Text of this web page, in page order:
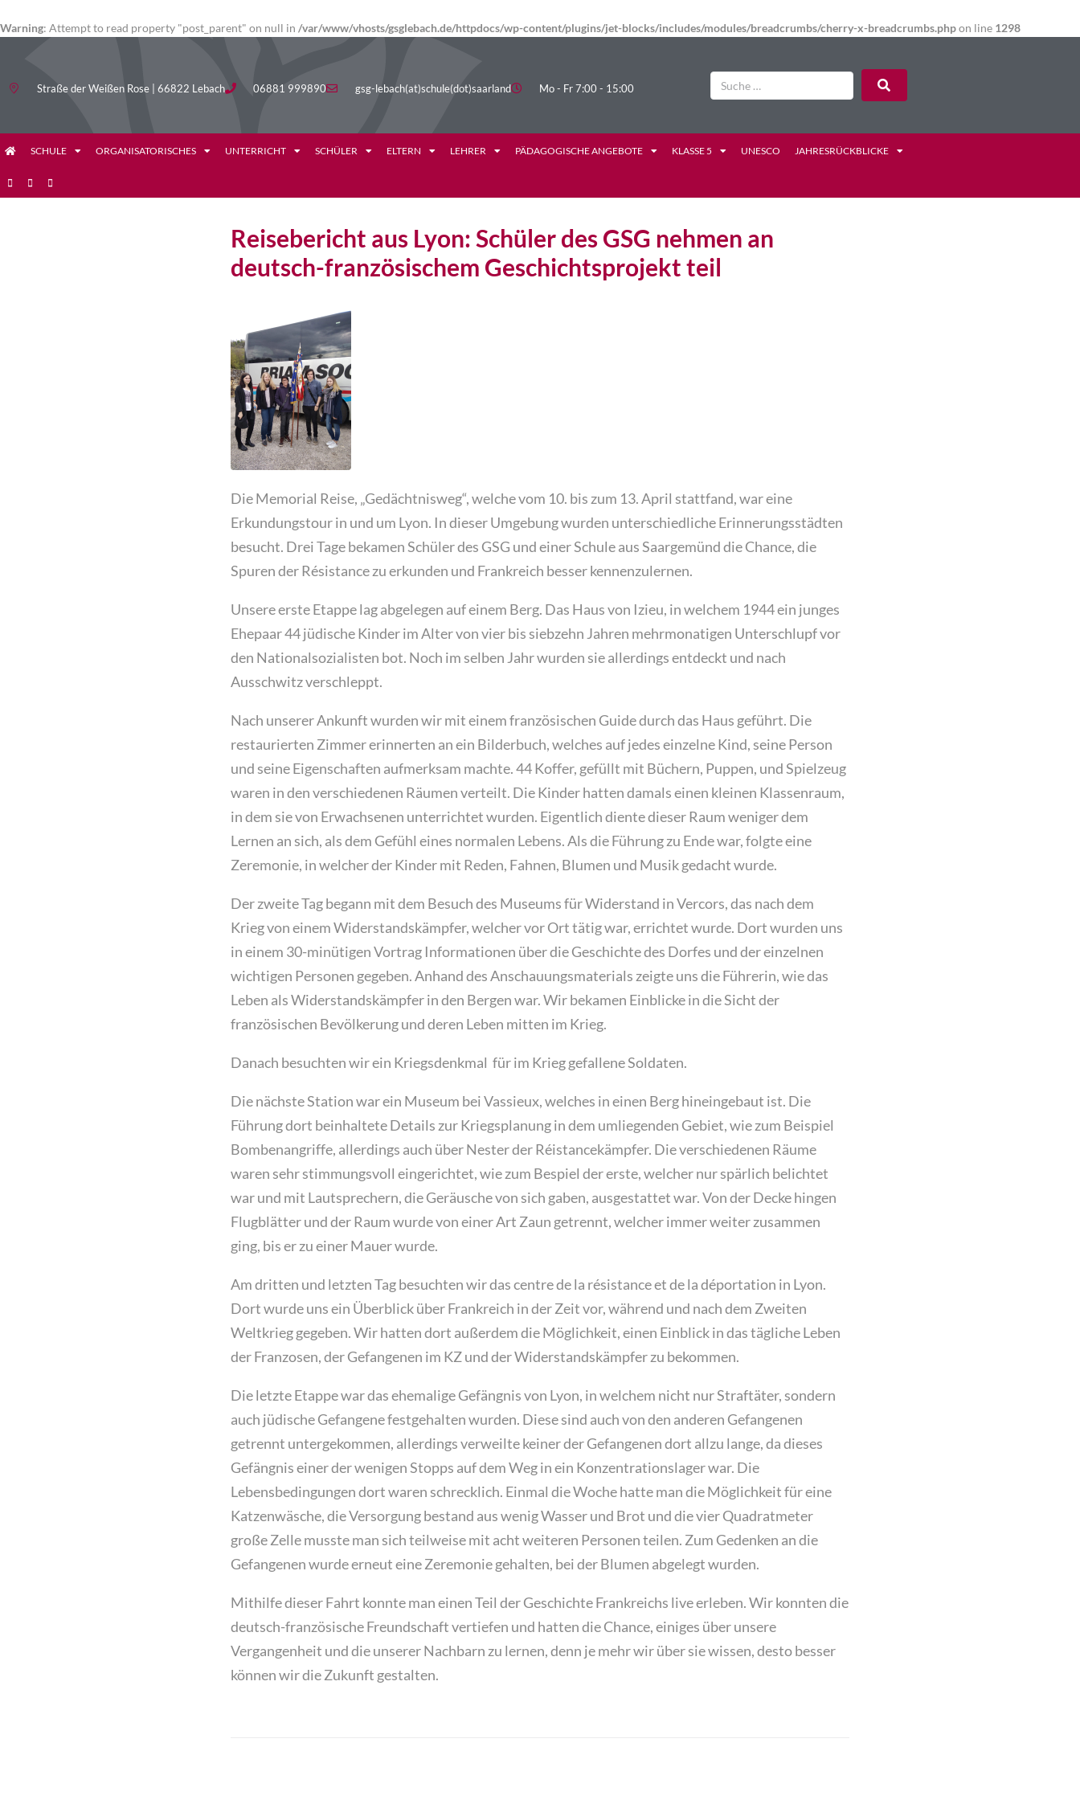
Warning: Attempt to read property "post_parent" on null in /var/www/vhosts/gsglebach.de/httpdocs/wp-content/plugins/jet-blocks/includes/modules/breadcrumbs/cherry-x-breadcrumbs.phpon line 1298
Straße der Weißen Rose | 66822 Lebach 06881 999890 gsg-lebach(at)schule(dot)saarland Mo - Fr 7:00 - 15:00
SCHULE ORGANISATORISCHES UNTERRICHT SCHÜLER ELTERN LEHRER PÄDAGOGISCHE ANGEBOTE KLASSE 5 UNESCO JAHRESRÜCKBLICKE
Reisebericht aus Lyon: Schüler des GSG nehmen an
deutsch-französischem Geschichtsprojekt teil
Die Memorial Reise, „Gedächtnisweg“, welche vom 10. bis zum 13. April stattfand, war eine
Erkundungstour in und um Lyon. In dieser Umgebung wurden unterschiedliche Erinnerungsstädten
besucht. Drei Tage bekamen Schüler des GSG und einer Schule aus Saargemünd die Chance, die
Spuren der Résistance zu erkunden und Frankreich besser kennenzulernen.
Unsere erste Etappe lag abgelegen auf einem Berg. Das Haus von Izieu, in welchem 1944 ein junges
Ehepaar 44 jüdische Kinder im Alter von vier bis siebzehn Jahren mehrmonatigen Unterschlupf vor
den Nationalsozialisten bot. Noch im selben Jahr wurden sie allerdings entdeckt und nach
Ausschwitz verschleppt.
Nach unserer Ankunft wurden wir mit einem französischen Guide durch das Haus geführt. Die
restaurierten Zimmer erinnerten an ein Bilderbuch, welches auf jedes einzelne Kind, seine Person
und seine Eigenschaften aufmerksam machte. 44 Koffer, gefüllt mit Büchern, Puppen, und Spielzeug
waren in den verschiedenen Räumen verteilt. Die Kinder hatten damals einen kleinen Klassenraum,
in dem sie von Erwachsenen unterrichtet wurden. Eigentlich diente dieser Raum weniger dem
Lernen an sich, als dem Gefühl eines normalen Lebens. Als die Führung zu Ende war, folgte eine
Zeremonie, in welcher der Kinder mit Reden, Fahnen, Blumen und Musik gedacht wurde.
Der zweite Tag begann mit dem Besuch des Museums für Widerstand in Vercors, das nach dem
Krieg von einem Widerstandskämpfer, welcher vor Ort tätig war, errichtet wurde. Dort wurden uns
in einem 30-minütigen Vortrag Informationen über die Geschichte des Dorfes und der einzelnen
wichtigen Personen gegeben. Anhand des Anschauungsmaterials zeigte uns die Führerin, wie das
Leben als Widerstandskämpfer in den Bergen war. Wir bekamen Einblicke in die Sicht der
französischen Bevölkerung und deren Leben mitten im Krieg.
Danach besuchten wir ein Kriegsdenkmal für im Krieg gefallene Soldaten.
Die nächste Station war ein Museum bei Vassieux, welches in einen Berg hineingebaut ist. Die
Führung dort beinhaltete Details zur Kriegsplanung in dem umliegenden Gebiet, wie zum Beispiel
Bombenangriffe, allerdings auch über Nester der Réistancekämpfer. Die verschiedenen Räume
waren sehr stimmungsvoll eingerichtet, wie zum Bespiel der erste, welcher nur spärlich belichtet
war und mit Lautsprechern, die Geräusche von sich gaben, ausgestattet war. Von der Decke hingen
Flugblätter und der Raum wurde von einer Art Zaun getrennt, welcher immer weiter zusammen
ging, bis er zu einer Mauer wurde.
Am dritten und letzten Tag besuchten wir das centre de la résistance et de la déportation in Lyon.
Dort wurde uns ein Überblick über Frankreich in der Zeit vor, während und nach dem Zweiten
Weltkrieg gegeben. Wir hatten dort außerdem die Möglichkeit, einen Einblick in das tägliche Leben
der Franzosen, der Gefangenen im KZ und der Widerstandskämpfer zu bekommen.
Die letzte Etappe war das ehemalige Gefängnis von Lyon, in welchem nicht nur Straftäter, sondern
auch jüdische Gefangene festgehalten wurden. Diese sind auch von den anderen Gefangenen
getrennt untergekommen, allerdings verweilte keiner der Gefangenen dort allzu lange, da dieses
Gefängnis einer der wenigen Stopps auf dem Weg in ein Konzentrationslager war. Die
Lebensbedingungen dort waren schrecklich. Einmal die Woche hatte man die Möglichkeit für eine
Katzenwäsche, die Versorgung bestand aus wenig Wasser und Brot und die vier Quadratmeter
große Zelle musste man sich teilweise mit acht weiteren Personen teilen. Zum Gedenken an die
Gefangenen wurde erneut eine Zeremonie gehalten, bei der Blumen abgelegt wurden.
Mithilfe dieser Fahrt konnte man einen Teil der Geschichte Frankreichs live erleben. Wir konnten die
deutsch-französische Freundschaft vertiefen und hatten die Chance, einiges über unsere
Vergangenheit und die unserer Nachbarn zu lernen, denn je mehr wir über sie wissen, desto besser
können wir die Zukunft gestalten.